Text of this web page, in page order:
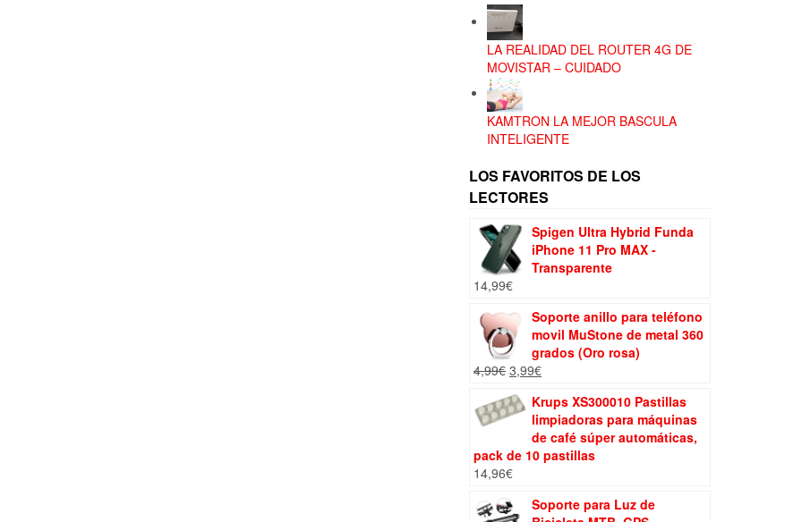
LA REALIDAD DEL ROUTER 4G DE
MOVISTAR – CUIDADO
KAMTRON LA MEJOR BASCULA
INTELIGENTE
LOS FAVORITOS DE LOS
LECTORES
Spigen Ultra Hybrid Funda
iPhone 11 Pro MAX -
Transparente
14,99€
Soporte anillo para teléfono
movil MuStone de metal 360
grados (Oro rosa)
4,99€ El
original
4,99€.
3,99€El
actual
es:
3,99€.
Krups XS300010 Pastillas
limpiadoras para máquinas
de café súper automáticas,
pack de 10 pastillas
14,96€
Soporte para Luz de